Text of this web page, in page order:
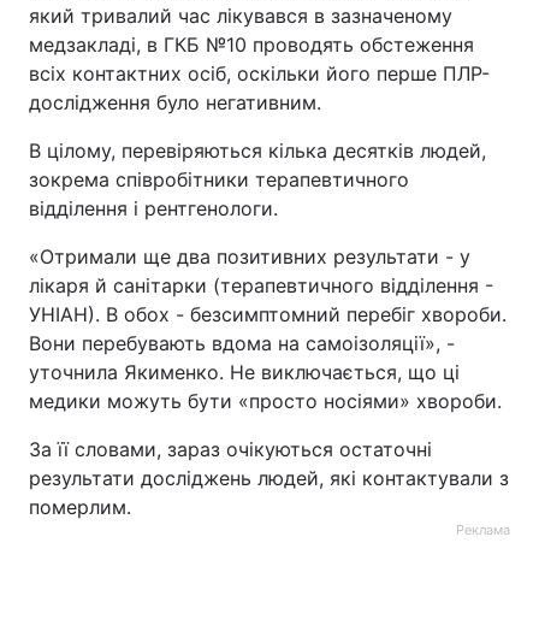
який тривалий час лікувався в зазначеному
медзакладі, в ГКБ №10 проводять обстеження
всіх контактних осіб, оскільки його перше ПЛР-
дослідження було негативним.
В цілому, перевіряються кілька десятків людей,
зокрема співробітники терапевтичного
відділення і рентгенологи.
«Отримали ще два позитивних результати - у
лікаря й санітарки (терапевтичного відділення -
УНІАН). В обох - безсимптомний перебіг хвороби.
Вони перебувають вдома на самоізоляції», -
уточнила Якименко. Не виключається, що ці
медики можуть бути «просто носіями» хвороби.
За її словами, зараз очікуються остаточні
результати досліджень людей, які контактували з
померлим.
Реклама